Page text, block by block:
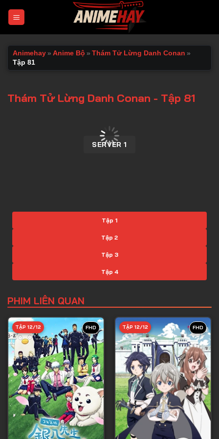
Animehay » Anime Bộ » Thám Tử Lừng Danh Conan »
Tập 81
Thám Tử Lừng Danh Conan - Tập 81
SERVER 1
Tập 1
Tập 2
Tập 3
Tập 4
Tập 6
Tập 7
Tập 8
Tập 9
Tập 10
Tập 11
Tập 12
Tập 13
PHIM LIÊN QUAN
FHD
TẬP 12/12 FHD
TẬP 12/12